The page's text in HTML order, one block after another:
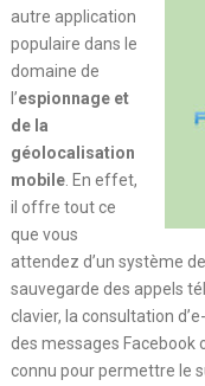
autre application
populaire dans le
domaine de
l’espionnage et
de la
géolocalisation
mobile. En effet,
il offre tout ce
que vous
attendez d’un système
sauvegarde des appels
clavier, la consultation
des messages Facebook
connu pour permettre le